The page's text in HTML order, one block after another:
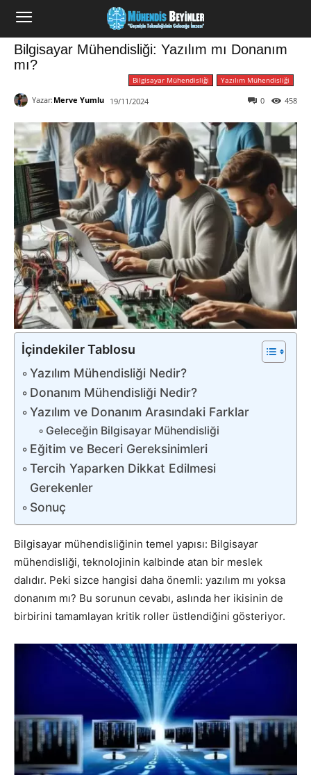
Bilgisayar Mühendisliği: Yazılım mı Donanım
mı?
Bilgisayar Mühendisliği Yazılım Mühendisliği
Yazar: Merve Yumlu 19/11/2024 458
0
İçindekiler Tablosu
Yazılım Mühendisliği Nedir?
Donanım Mühendisliği Nedir?
Yazılım ve Donanım Arasındaki Farklar
Geleceğin Bilgisayar Mühendisliği
Eğitim ve Beceri Gereksinimleri
Tercih Yaparken Dikkat Edilmesi
Gerekenler
Sonuç
Bilgisayar mühendisliğinin temel yapısı: Bilgisayar
mühendisliği, teknolojinin kalbinde atan bir meslek
dalıdır. Peki sizce hangisi daha önemli: yazılım mı yoksa
donanım mı? Bu sorunun cevabı, aslında her ikisinin de
birbirini tamamlayan kritik roller üstlendiğini gösteriyor.